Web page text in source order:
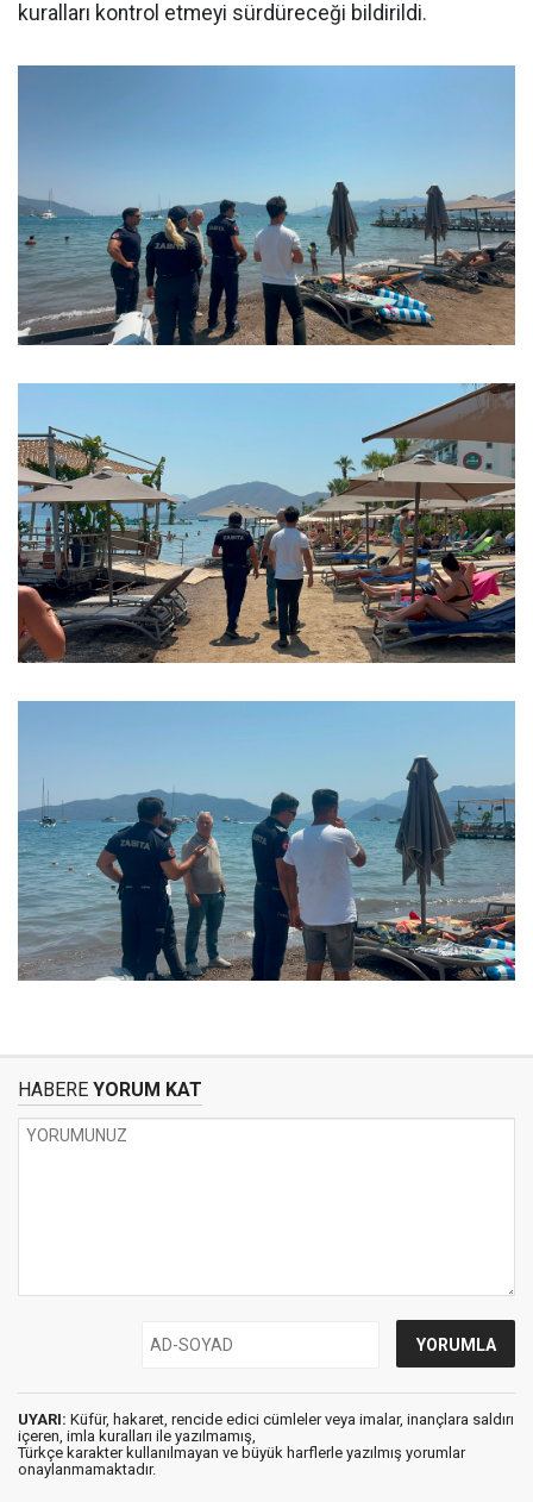
kuralları kontrol etmeyi sürdüreceği bildirildi.
HABERE YORUM KAT
UYARI: Küfür, hakaret, rencide edici cümleler veya imalar, inançlara saldırı
içeren, imla kuralları ile yazılmamış,
Türkçe karakter kullanılmayan ve büyük harflerle yazılmış yorumlar
onaylanmamaktadır.